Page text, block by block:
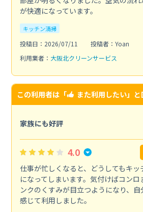
が快適になっています。
キッチン清掃
投稿日：2026/07/11
投稿者：Yoan
利用業者： 大阪北クリーンサービス
この利用者は「 また利用したい」と
家族にも好評
4.0
仕事が忙しくなると、どうしてもキッ
になってしまいます。気付けばコン
ンクのくすみが目立つようになり、
感じて利用しました。